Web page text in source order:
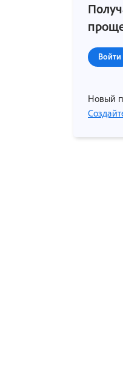
Войти
Новый